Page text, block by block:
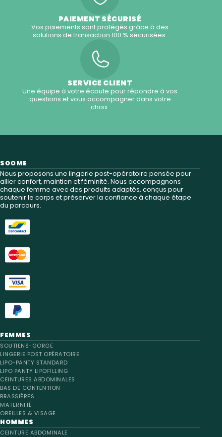
PAIEMENT SÉCURISÉ
Vos paiements sont protégés grâce à des
solutions de transaction 100 % sécurisées.
SERVICE CLIENT
Une équipe à votre écoute pour répondre à vos
questions et vous accompagner dans votre
choix.
HOMMES
CEINTURE ABDOMINALE
FEMMES
SOUTIENS-GORGE
LINGERIE POST OPÉRATOIRE
LIPO-PANTY STANDARD
LIPO PANTY LIPOFILLING
CEINTURES ABDOMINALES
BAS DE CONTENTION
BRASSIÈRES
MATERNITÉ
OREILLES & VISAGE
SOOME
Nous proposons une lingerie post-opératoire pensée pour
allier confort, maintien et féminité. Nous accompagnons
chaque femme avec des produits adaptés, conçus pour
soutenir le corps et préserver la confiance à chaque étape
du parcours.